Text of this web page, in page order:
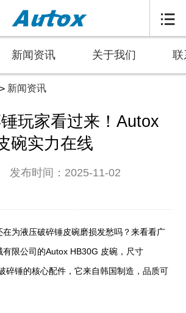

新闻资讯 关于我们 联
> 新闻资讯
玩家看过来！Autox
碗实力在线
发布时间：2025-11-02
为液压破碎锤皮碗磨损发愁吗？来看看广
有限公司的Autox HB30G 皮碗，尺寸
碎锤的核心配件，它来自韩国制造，品质可